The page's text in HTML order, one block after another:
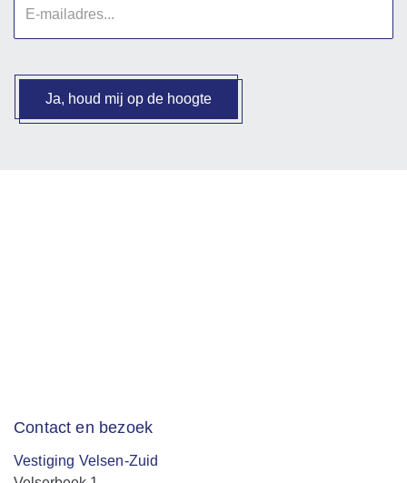
Ja, houd mij op de hoogte
Contact en bezoek
Vestiging Velsen-Zuid